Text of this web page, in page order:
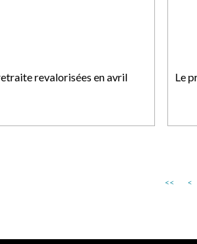
revalorisées en avril Le
<< <